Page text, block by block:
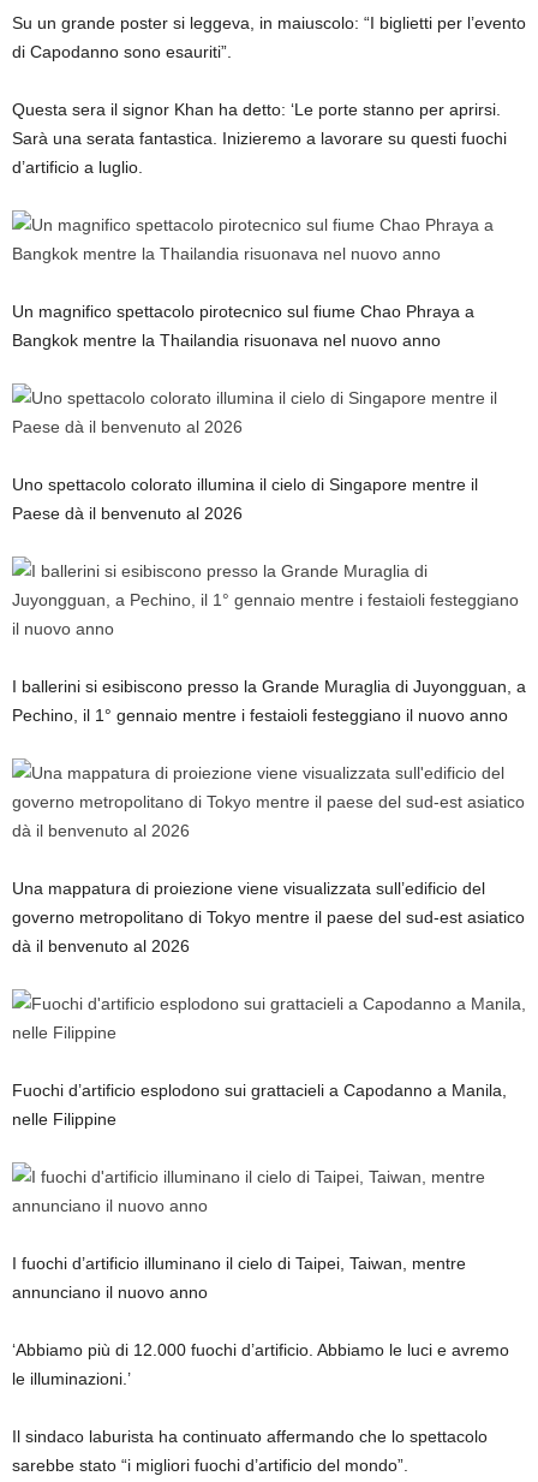
Su un grande poster si leggeva, in maiuscolo: “I biglietti per l’evento
di Capodanno sono esauriti”.
Questa sera il signor Khan ha detto: ‘Le porte stanno per aprirsi.
Sarà una serata fantastica. Inizieremo a lavorare su questi fuochi
d’artificio a luglio.
Un magnifico spettacolo pirotecnico sul fiume Chao Phraya a
Bangkok mentre la Thailandia risuonava nel nuovo anno
Uno spettacolo colorato illumina il cielo di Singapore mentre il
Paese dà il benvenuto al 2026
I ballerini si esibiscono presso la Grande Muraglia di Juyongguan, a
Pechino, il 1° gennaio mentre i festaioli festeggiano il nuovo anno
Una mappatura di proiezione viene visualizzata sull’edificio del
governo metropolitano di Tokyo mentre il paese del sud-est asiatico
dà il benvenuto al 2026
Fuochi d’artificio esplodono sui grattacieli a Capodanno a Manila,
nelle Filippine
I fuochi d’artificio illuminano il cielo di Taipei, Taiwan, mentre
annunciano il nuovo anno
‘Abbiamo più di 12.000 fuochi d’artificio. Abbiamo le luci e avremo
le illuminazioni.’
Il sindaco laburista ha continuato affermando che lo spettacolo
sarebbe stato “i migliori fuochi d’artificio del mondo”.